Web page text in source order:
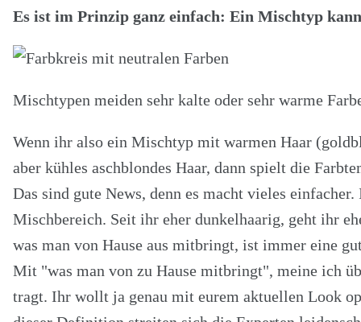
Es ist im Prinzip ganz einfach: Ein Mischtyp
Mischtypen meiden sehr kalte oder sehr warme
Wenn ihr also ein Mischtyp mit warmen Haar
aber kühles aschblondes Haar, dann spielt die
Das sind gute News, denn es macht vieles
Mischbereich. Seit ihr eher dunkelhaarig, geht ihr
was man von Hause aus mitbringt, ist immer eine
Mit "was man von zu Hause mitbringt", meine ich
tragt. Ihr wollt ja genau mit eurem aktuellen Look